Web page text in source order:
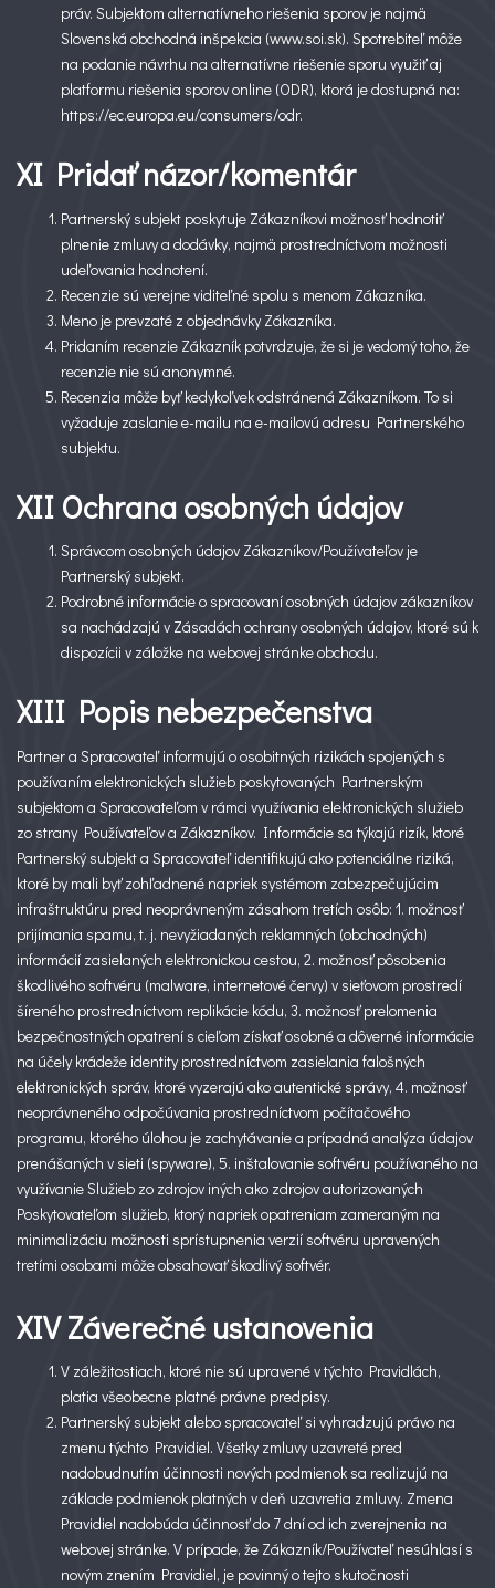
práv. Subjektom alternatívneho riešenia sporov je najmä
Slovenská obchodná inšpekcia (www.soi.sk). Spotrebiteľ môže
na podanie návrhu na alternatívne riešenie sporu využiť aj
platformu riešenia sporov online (ODR), ktorá je dostupná na:
https://ec.europa.eu/consumers/odr.
XI Pridať názor/komentár
Partnerský subjekt poskytuje Zákazníkovi možnosť hodnotiť
plnenie zmluvy a dodávky, najmä prostredníctvom možnosti
udeľovania hodnotení.
Recenzie sú verejne viditeľné spolu s menom Zákazníka.
Meno je prevzaté z objednávky Zákazníka.
Pridaním recenzie Zákazník potvrdzuje, že si je vedomý toho, že
recenzie nie sú anonymné.
Recenzia môže byť kedykoľvek odstránená Zákazníkom. To si
vyžaduje zaslanie e-mailu na e-mailovú adresu Partnerského
subjektu.
XII Ochrana osobných údajov
Správcom osobných údajov Zákazníkov/Používateľov je
Partnerský subjekt.
Podrobné informácie o spracovaní osobných údajov zákazníkov
sa nachádzajú v Zásadách ochrany osobných údajov, ktoré sú k
dispozícii v záložke na webovej stránke obchodu.
XIII Popis nebezpečenstva
Partner a Spracovateľ informujú o osobitných rizikách spojených s
používaním elektronických služieb poskytovaných Partnerským
subjektom a Spracovateľom v rámci využívania elektronických služieb
zo strany Používateľov a Zákazníkov. Informácie sa týkajú rizík, ktoré
Partnerský subjekt a Spracovateľ identifikujú ako potenciálne riziká,
ktoré by mali byť zohľadnené napriek systémom zabezpečujúcim
infraštruktúru pred neoprávneným zásahom tretích osôb: 1. možnosť
prijímania spamu, t. j. nevyžiadaných reklamných (obchodných)
informácií zasielaných elektronickou cestou, 2. možnosť pôsobenia
škodlivého softvéru (malware, internetové červy) v sieťovom prostredí
šíreného prostredníctvom replikácie kódu, 3. možnosť prelomenia
bezpečnostných opatrení s cieľom získať osobné a dôverné informácie
na účely krádeže identity prostredníctvom zasielania falošných
elektronických správ, ktoré vyzerajú ako autentické správy, 4. možnosť
neoprávneného odpočúvania prostredníctvom počítačového
programu, ktorého úlohou je zachytávanie a prípadná analýza údajov
prenášaných v sieti (spyware), 5. inštalovanie softvéru používaného na
využívanie Služieb zo zdrojov iných ako zdrojov autorizovaných
Poskytovateľom služieb, ktorý napriek opatreniam zameraným na
minimalizáciu možnosti sprístupnenia verzií softvéru upravených
tretími osobami môže obsahovať škodlivý softvér.
XIV Záverečné ustanovenia
V záležitostiach, ktoré nie sú upravené v týchto Pravidlách,
platia všeobecne platné právne predpisy.
Partnerský subjekt alebo spracovateľ si vyhradzujú právo na
zmenu týchto Pravidiel. Všetky zmluvy uzavreté pred
nadobudnutím účinnosti nových podmienok sa realizujú na
základe podmienok platných v deň uzavretia zmluvy. Zmena
Pravidiel nadobúda účinnosť do 7 dní od ich zverejnenia na
webovej stránke. V prípade, že Zákazník/Používateľ nesúhlasí s
novým znením Pravidiel, je povinný o tejto skutočnosti